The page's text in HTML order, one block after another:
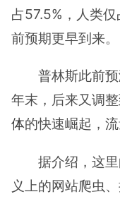
占57.5%，人类
前预期更早到来。
普林斯此前
年末，后来又调
体的快速崛起，
据介绍，这
义上的网站爬虫